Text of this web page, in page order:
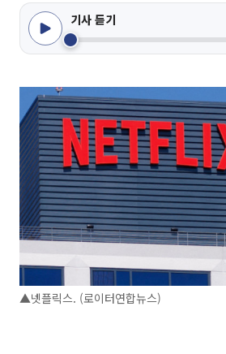
기사 듣기
▲넷플릭스. (로이터연합뉴스)